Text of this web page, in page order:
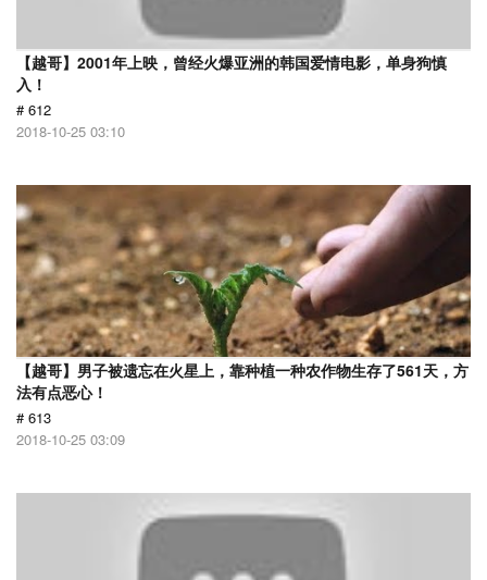
【越哥】2001年上映，曾经火爆亚洲的韩国爱情电影，单身狗慎
入！
# 612
2018-10-25 03:10
【越哥】男子被遗忘在火星上，靠种植一种农作物生存了561天，方
法有点恶心！
# 613
2018-10-25 03:09